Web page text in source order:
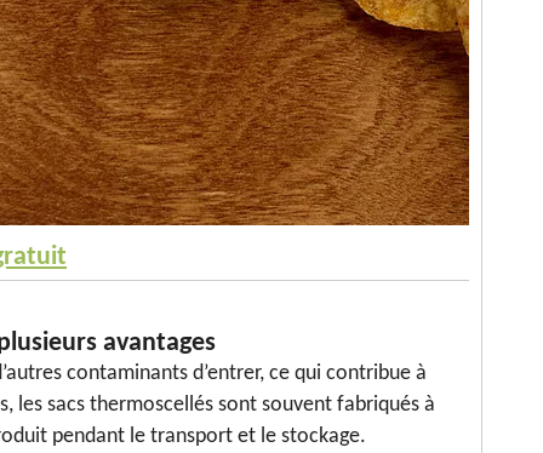
avantages
contaminants d’entrer, ce qui contribue à
les sacs thermoscellés sont souvent fabriqués à
pendant le transport et le stockage.